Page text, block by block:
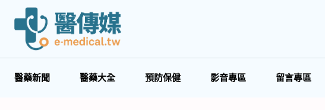
醫藥新聞 醫藥大全 預防保健 影音專區 留言專區